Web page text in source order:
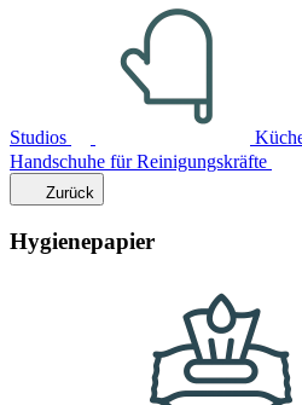
Studios
Handschuhe für Reinigungskräfte
Zurück
Hygienepapier